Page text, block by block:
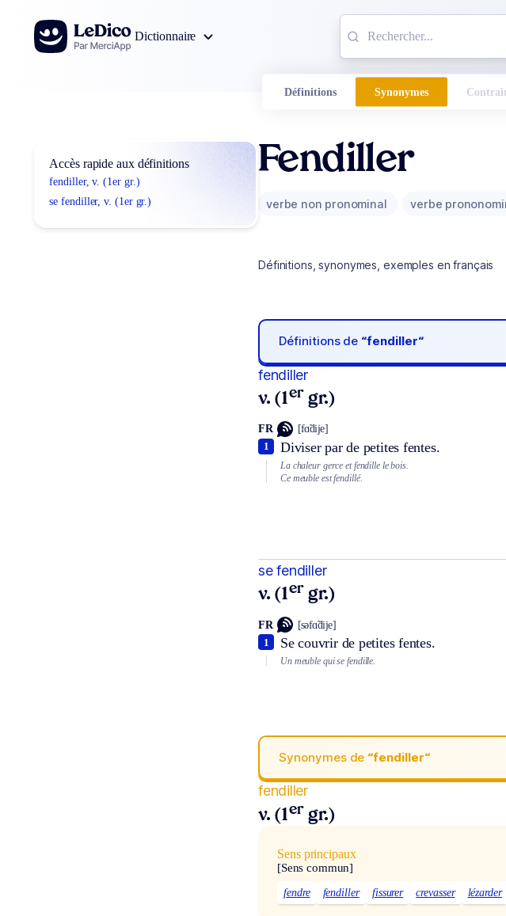
Aller au contenu
Dictionnaire
Définitions Synonymes
Accès rapide aux définitions
fendiller, v. (1er gr.)
se fendiller, v. (1er gr.)
Fendiller
verbe non pronominal verbe
Définitions, synonymes, exemples en français
Définitions de “fendiller“
fendiller
v. (1er gr.)
FR [fɑ̃dije]
Diviser par de petites fentes.
1
La chaleur gerce et fendille le bois.
Ce meuble est fendillé.
se fendiller
v. (1er gr.)
FR [səfɑ̃dije]
Se couvrir de petites fentes.
1
Un meuble qui se fendille.
Synonymes de “fendiller“
fendiller
v. (1er gr.)
Sens principaux
[Sens commun]
fendre fendiller fissurer crevasser lézarder